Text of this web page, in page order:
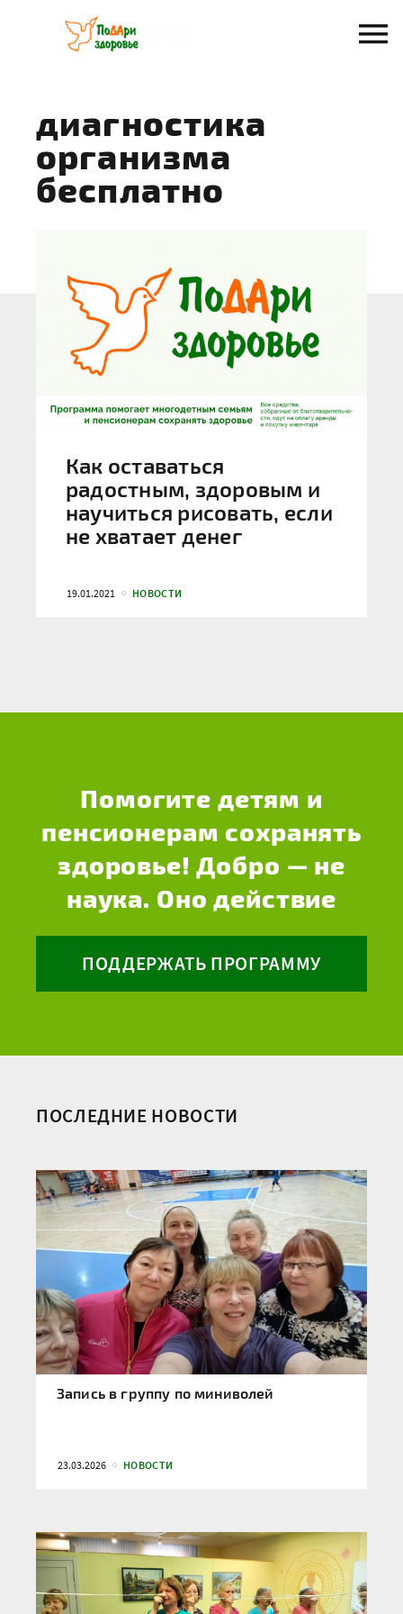
содержанию
диагностика
организма
бесплатно
Как оставаться
радостным, здоровым и
научиться рисовать, если
не хватает денег
19.01.2021 НОВОСТИ
Помогите детям и
пенсионерам сохранять
здоровье! Добро — не
наука. Оно действие
ПОДДЕРЖАТЬ ПРОГРАММУ
ПОСЛЕДНИЕ НОВОСТИ
Запись в группу по миниволей
23.03.2026 НОВОСТИ